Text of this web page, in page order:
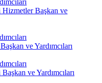
Başkan ve
ve Yardımcıları
ve Yardımcıları